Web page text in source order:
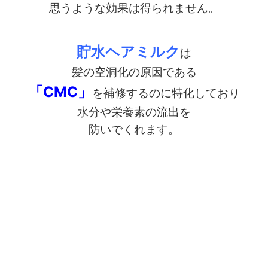
思うような効果は得られません。
貯水ヘアミルク は
髪の空洞化の原因である
「CMC」
を補修するのに特化しており
水分や栄養素の流出を
防いでくれます。